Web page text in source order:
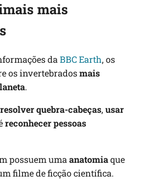
mais
daBBC Earth, os
os invertebradosmais
.
quebra-cabeças, usar
reconhecer pessoas
possuem umaanatomiaque
filme de ficção científica.